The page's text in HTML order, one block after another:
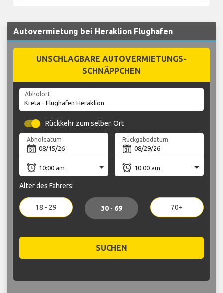
Autovermietung bei Heraklion Flughafen
UNSCHLAGBARE AUTOVERMIETUNGS-
SCHNÄPPCHEN
Abholort
Rückkehr zum selben Ort
Abholdatum Rückgabedatum
Alter des Fahrers:
18 - 29 30 - 69 70+
SUCHEN